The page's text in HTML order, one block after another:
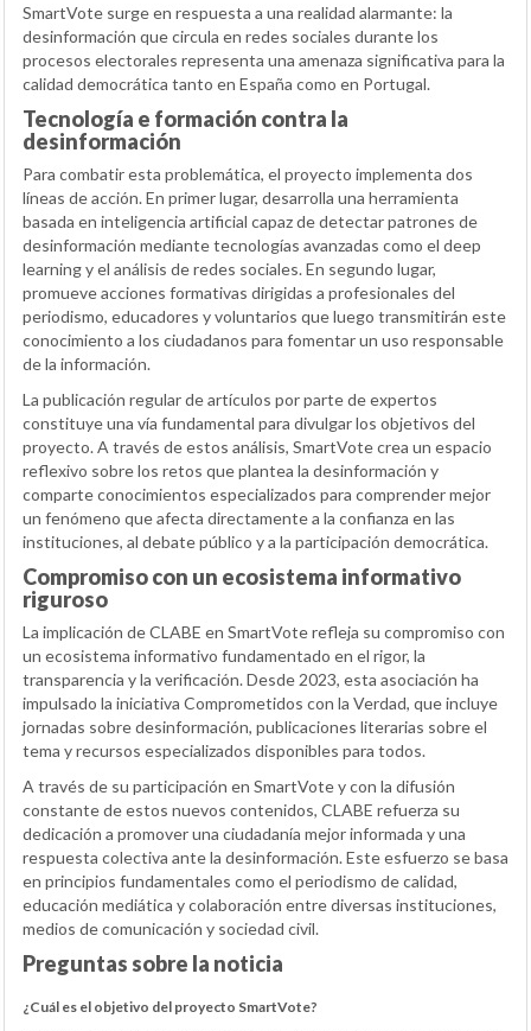
SmartVote surge en respuesta a una realidad alarmante: la
desinformación que circula en redes sociales durante los
procesos electorales representa una amenaza significativa para la
calidad democrática tanto en España como en Portugal.
Tecnología e formación contra la
desinformación
Para combatir esta problemática, el proyecto implementa dos
líneas de acción. En primer lugar, desarrolla una herramienta
basada en inteligencia artificial capaz de detectar patrones de
desinformación mediante tecnologías avanzadas como el deep
learning y el análisis de redes sociales. En segundo lugar,
promueve acciones formativas dirigidas a profesionales del
periodismo, educadores y voluntarios que luego transmitirán este
conocimiento a los ciudadanos para fomentar un uso responsable
de la información.
La publicación regular de artículos por parte de expertos
constituye una vía fundamental para divulgar los objetivos del
proyecto. A través de estos análisis, SmartVote crea un espacio
reflexivo sobre los retos que plantea la desinformación y
comparte conocimientos especializados para comprender mejor
un fenómeno que afecta directamente a la confianza en las
instituciones, al debate público y a la participación democrática.
Compromiso con un ecosistema informativo
riguroso
La implicación de CLABE en SmartVote refleja su compromiso con
un ecosistema informativo fundamentado en el rigor, la
transparencia y la verificación. Desde 2023, esta asociación ha
impulsado la iniciativa Comprometidos con la Verdad, que incluye
jornadas sobre desinformación, publicaciones literarias sobre el
tema y recursos especializados disponibles para todos.
A través de su participación en SmartVote y con la difusión
constante de estos nuevos contenidos, CLABE refuerza su
dedicación a promover una ciudadanía mejor informada y una
respuesta colectiva ante la desinformación. Este esfuerzo se basa
en principios fundamentales como el periodismo de calidad,
educación mediática y colaboración entre diversas instituciones,
medios de comunicación y sociedad civil.
Preguntas sobre la noticia
¿Cuál es el objetivo del proyecto SmartVote?